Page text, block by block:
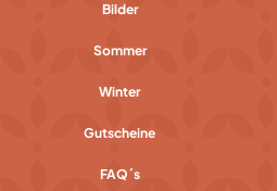
Bilder
Sommer
Winter
Gutscheine
FAQ´s